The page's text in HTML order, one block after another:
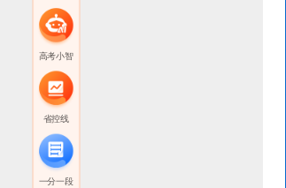
高考小智
省控线
一分一段